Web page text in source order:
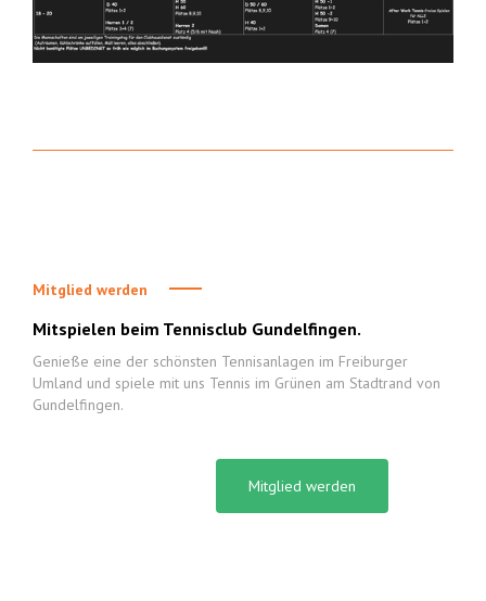
Mitglied werden
Mitspielen beim Tennisclub Gundelfingen.
Genieße eine der schönsten Tennisanlagen im Freiburger
Umland und spiele mit uns Tennis im Grünen am Stadtrand von
Gundelfingen.
Mitglied werden